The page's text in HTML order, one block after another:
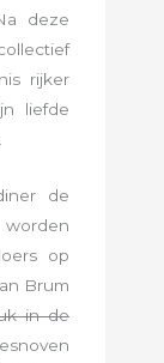
deze
rijker
liefde
de
op
Brum
in de